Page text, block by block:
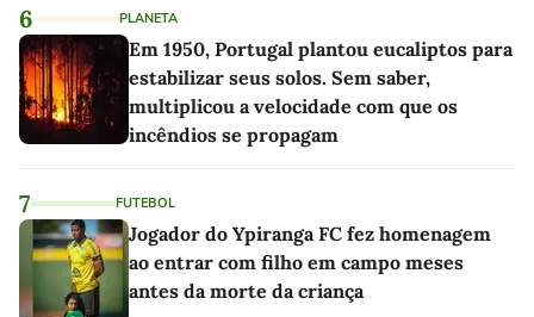
6 PLANETA
Em 1950, Portugal plantou eucaliptos para
estabilizar seus solos. Sem saber,
multiplicou a velocidade com que os
incêndios se propagam
7 FUTEBOL
Jogador do Ypiranga FC fez homenagem
ao entrar com filho em campo meses
antes da morte da criança